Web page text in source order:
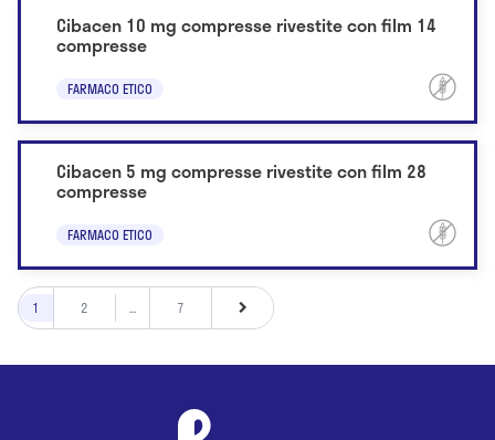
Cibacen 10 mg compresse rivestite con film 14
compresse
FARMACO ETICO
Cibacen 5 mg compresse rivestite con film 28
compresse
FARMACO ETICO
1 2 ... 7